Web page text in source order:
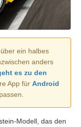
ein halbes
anders
es zu den
App für Android
Modell, das den